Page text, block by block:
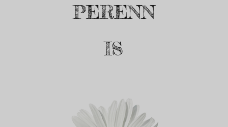
PERENN
IS